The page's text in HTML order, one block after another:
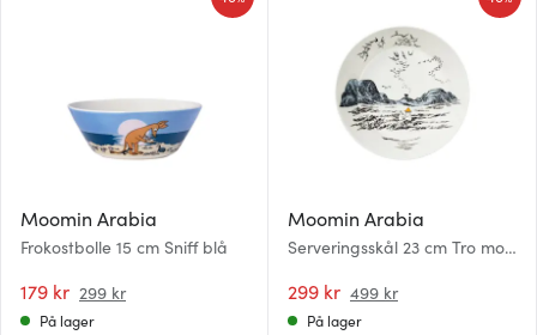
Moomin Arabia
Frokostbolle 15 cm Sniff blå
179 kr 299 kr
På lager
Moomin Arabia
Serveringsskål 23 cm Tro mot
299 kr 499 kr
På lager